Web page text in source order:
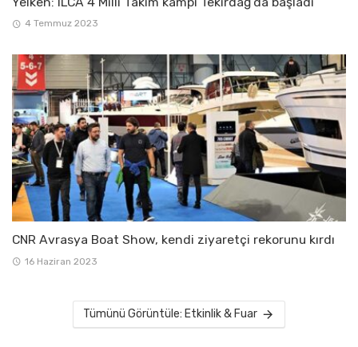
4 Temmuz 2023
CNR Avrasya Boat Show, kendi ziyaretçi rekorunu kırdı
16 Haziran 2023
Tümünü Görüntüle: Etkinlik & Fuar